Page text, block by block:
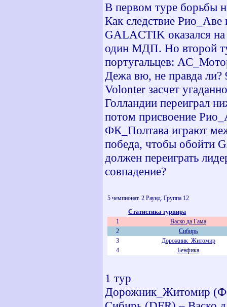
В первом туре борьбы
Как следствие
GALACTIK оказался
один МДП. Но второй
португальцев:
Дежа вю, не правда ли?
Volonter засчет
Голландии переиграл
потом присвоение
ФК_Полтава играют
победа, чтобы обойти
должен переиграть
совпадение?
5 чемпионат. 2 Раунд. Группа 12
Статистика турнира
1
Васко да Гама
2
Сибирь
3
Дорожник_Житомир
4
Бенфика
1 тур
Дорожник_Житомир